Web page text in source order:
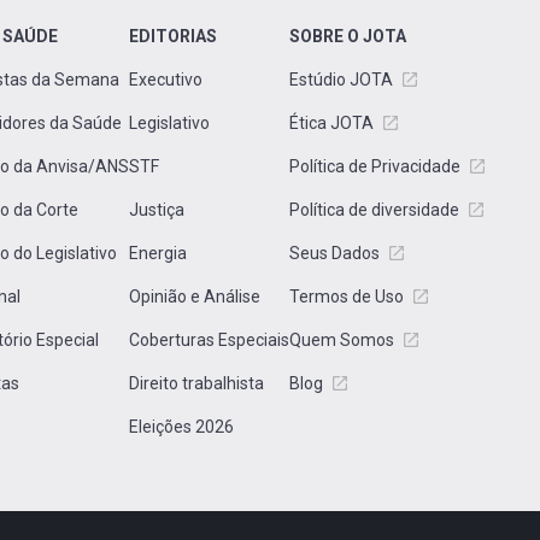
da Semana
da Saúde
da Anvisa/ANS
da Corte
do Legislativo
Especial
EDITORIAS
Executivo
Legislativo
STF
Justiça
Energia
Opinião e Análise
Coberturas Especiais
Direito trabalhista
Eleições 2026
SOBRE O JOTA
Estúdio JOTA
Ética JOTA
Política de Privacidade
Política de diversidade
Seus Dados
Termos de Uso
Quem Somos
Blog